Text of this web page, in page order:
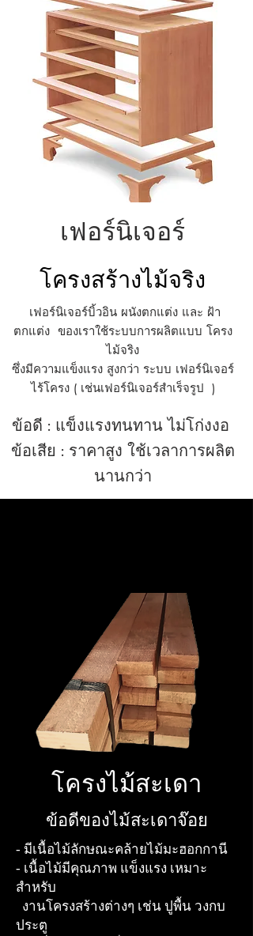
เฟอร์นิเจอร์
โครงสร้างไม้จริง
เฟอร์นิเจอร์บิ้วอิน ผนังตกแต่ง และ ฝ้า
ตกแต่ง ของเราใช้ระบบการผลิตแบบ โครง
ไม้จริง
ซึ่งมีความแข็งแรง สูงกว่า ระบบ เฟอร์นิเจอร์
ไร้โครง ( เช่นเฟอร์นิเจอร์สำเร็จรูป )
ข้อดี : แข็งแรงทนทาน ไม่โก่งงอ
ข้อเสีย : ราคาสูง ใช้เวลาการผลิต
นานกว่า
โครงไม้สะเดา
ข้อดีของไม้สะเดาจ๊อย
- มีเนื้อไม้ลักษณะคล้ายไม้มะฮอกกานี​
- เนื้อไม้มีคุณภาพ แข็งแรง เหมาะ
สำหรับ
งานโครงสร้างต่างๆ เช่น ปูพื้น วงกบ
ประตู